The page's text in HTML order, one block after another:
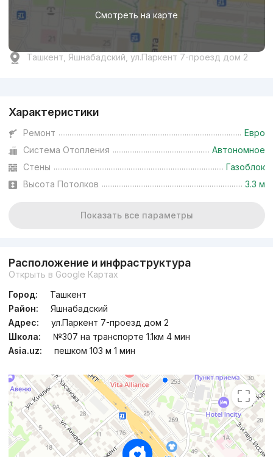
Смотреть на карте
Ташкент, Яшнабадский, ул.Паркент 7-проезд дом 2
Характеристики
Ремонт
Евро
Система Отопления
Автономное
Стены
Газоблок
Высота Потолков
3.3 м
Показать все параметры
Расположение и инфраструктура
Открыть в Google Картах
Город:
Ташкент
Район:
Яшнабадский
Адрес:
ул.Паркент 7-проезд дом 2
Школа:
№307 на транспорте 1.1км 4 мин
Asia.uz:
пешком 103 м 1 мин